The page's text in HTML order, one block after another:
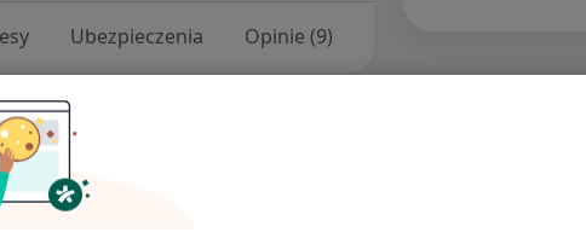
Ubezpieczenia Opinie (9)
Uniwersytetu
w zakresie chorób
szkoleń specjalizacyjnych w